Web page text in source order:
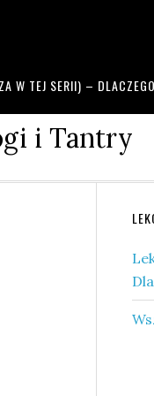
W TEJ SERII) –
i Tantry